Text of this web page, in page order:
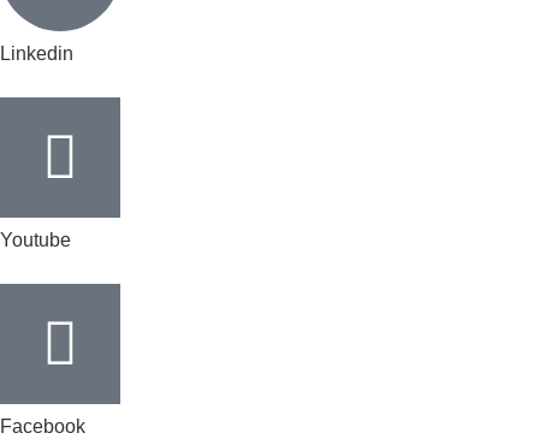
Linkedin
Youtube
Facebook